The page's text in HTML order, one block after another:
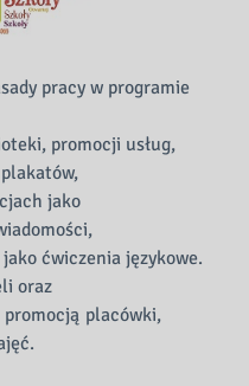
pracy w programie
promocji usług,
jako
ćwiczenia językowe.
oraz
placówki,